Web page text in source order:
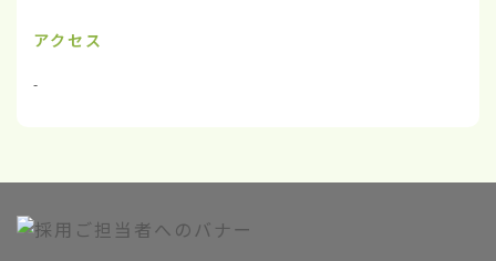
アクセス
-